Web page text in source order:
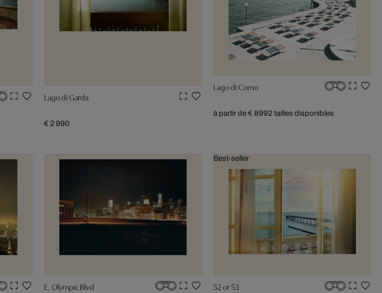
Lago di Garda
€ 2 990
Lago di Como
à partir de € 8992 tailles disponibles
E. Olympic Blvd
Best-seller
52 or 53